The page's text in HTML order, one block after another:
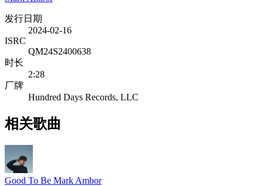
发行日期
2024-02-16
ISRC
QM24S2400638
时长
2:28
厂牌
Hundred Days Records, LLC
相关歌曲
Good To Be Mark Ambor